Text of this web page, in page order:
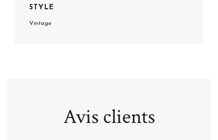
STYLE
Vintage
Avis clients